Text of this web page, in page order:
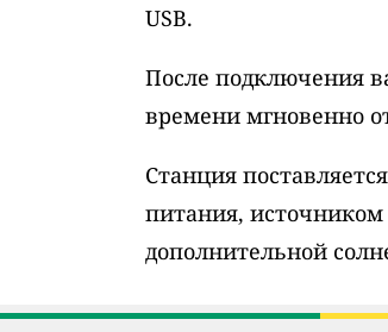
USB.
После подключения
времени мгновенно
Станция
питания,
дополнительной